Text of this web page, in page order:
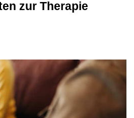
zur Therapie